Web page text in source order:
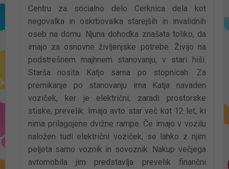
Centru za socialno delo Cerknica dela kot
negovalka in oskrbovalka starejših in invalidnih
oseb na domu. Njuna dohodka znašata toliko, da
imajo za osnovne življenjske potrebe. Živijo na
podstrešnem majhnem stanovanju, v stari hiši.
Starša nosita Katjo sama po stopnicah. Za
premikanje po stanovanju ima Katja navaden
voziček, ker je električni, zaradi prostorske
stiske, prevelik. Imajo avto star več kot 12 let, ki
nima prilagojene dvižne rampe. Če imajo v vozilu
naložen tudi električni voziček, se lahko z njim
peljeta samo voznik in sovoznik. Nakup večjega
avtomobila jim predstavlja prevelik finančni